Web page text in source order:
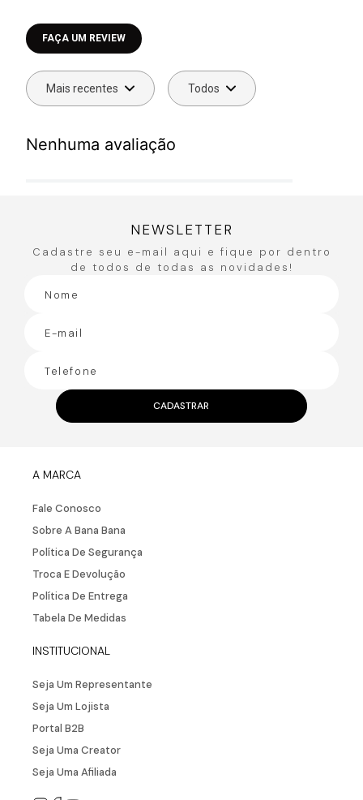
Faça login para escrever uma avaliação.
Mais recentes Todos
Nenhuma avaliação
NEWSLETTER
Cadastre seu e-mail aqui e fique por dentro
de todos de todas as novidades!
CADASTRAR
A MARCA
Fale Conosco
Sobre A Bana Bana
Política De Segurança
Troca E Devolução
Política De Entrega
Tabela De Medidas
INSTITUCIONAL
Seja Um Representante
Seja Um Lojista
Portal B2B
Seja Uma Creator
Seja Uma Afiliada